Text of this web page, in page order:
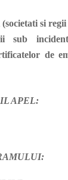
si
sub
de
APEL: